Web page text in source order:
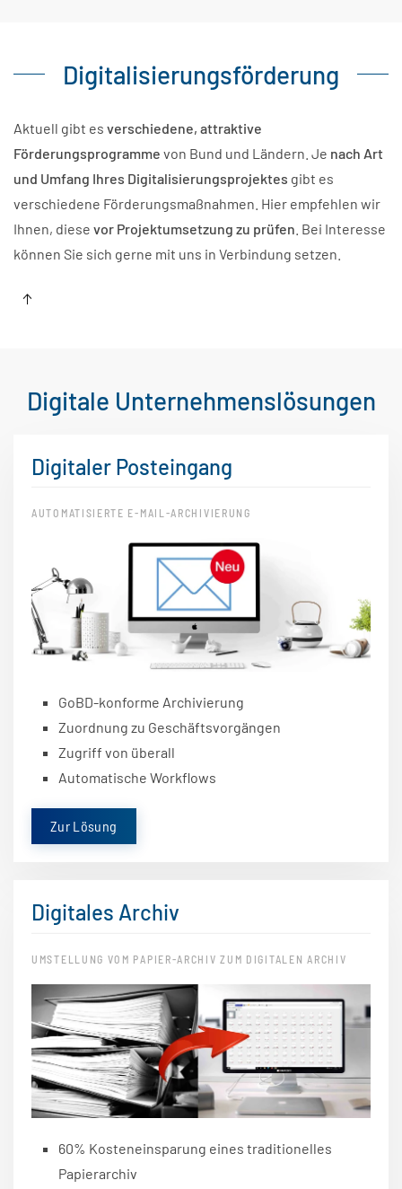
Digitalisierungsförderung
Aktuell gibt es verschiedene, attraktive
Förderungsprogramme von Bund und Ländern. Je nach Art
und Umfang Ihres Digitalisierungsprojektes gibt es
verschiedene Förderungsmaßnahmen. Hier empfehlen wir
Ihnen, diese vor Projektumsetzung zu prüfen . Bei Interesse
können Sie sich gerne mit uns in Verbindung setzen.
Digitale Unternehmenslösungen
Digitaler Posteingang
AUTOMATISIERTE E-MAIL-ARCHIVIERUNG
GoBD-konforme Archivierung
Zuordnung zu Geschäftsvorgängen
Zugriff von überall
Automatische Workflows
Zur Lösung
Digitales Archiv
UMSTELLUNG VOM PAPIER-ARCHIV ZUM DIGITALEN ARCHIV
60% Kosteneinsparung eines traditionelles
Papierarchiv